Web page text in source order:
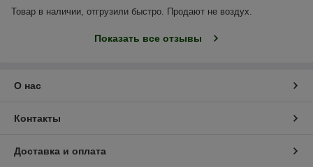
Товар в наличии, отгрузили быстро. Продают не воздух.
Показать все отзывы
О нас
Контакты
Доставка и оплата